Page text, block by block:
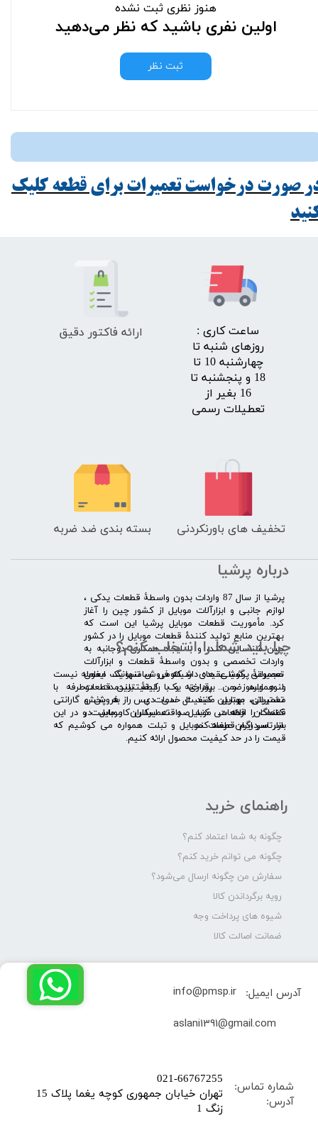
هنوز نظری ثبت نشده
اولین نفری باشید که نظر می‌دهید
ثبت نظر
صورت درخواست تعمیرات برای قطعه کلیک
​ساعت کاری :
روزهای شنبه تا
چهارشنبه 10 تا
18 و پنجشنبه تا
16 بغیر از
تعطیلات رسمی
تخفیف های باورنکردنی بسته بندی ضد ضربه
ارائه فاکتور دقیق
درباره پرشیا
​پرشیا از سال 87 واردات بدون واسطۀ قطعات یدکی ،
لوازم جانبی و ابزارآلات موبایل از کشور چین را آغاز
کرد. مأموریت قطعات موبایل پرشیا این است که
بهترین منابع تولید کنندۀ قطعات موبایل را در کشور
چین شناسایی کند، و با ایجاد همکاری دوجانبه به
واردات تخصصی و بدون واسطۀ قطعات و ابزارآلات
تعمیراتی گوشی های شیائومی سامسونگ ایفون
لنوو ایسوز و .... پرداخته و با کیفیت­ترین قطعات
تعمیراتی موبایل مانند ال سی دی را به پخش
کنندگان قطعات موبایل و تعمیرکاران موبایل در
سرتاسر ایران عرضه کند.
راهنمای خرید
چگونه به شما اعتماد کنم؟
چگونه می توانم خرید کنم؟
سفارش من چگونه ارسال می‌شود؟
رویه برگرداندن کالا
شیوه های پرداخت وجه
ضمانت اصالت کالا
چرا باید شما را انتخاب کنم؟
​​ ​مجموعۀ پرشیا عقیده دارد که فروش تنها یک معامله نیست
و همواره ضمن برقراری یک رابطۀ بلندمدت دوطرفه با
مشتریان، بهترین کیفیت خدمات پس از فروش و گارانتی
قطعات را ارائه می­ کند. صداقت اساس کار ماست و در این
بازار سردرگم قطعات موبایل و تبلت همواره می کوشیم که
قیمت را در حد کیفیت محصول ارائه کنیم.
شماره تماس:
آدرس:
​021-66767255
تهران خیابان جمهوری کوچه یغما پلاک 15
زنگ 1
آدرس ایمیل:
info@pmsp.ir
​aslani1391@gmail.com